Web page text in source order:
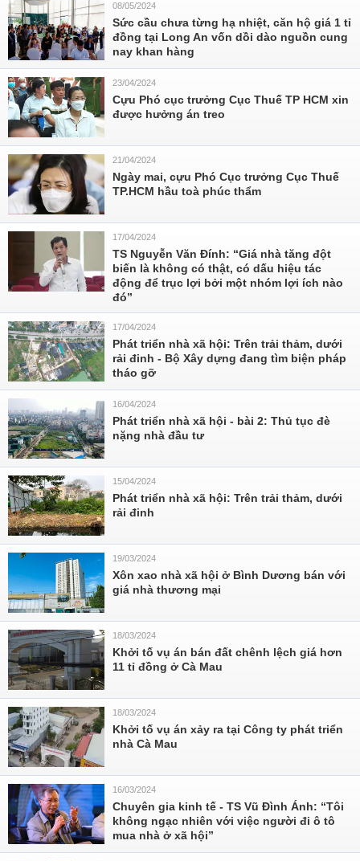
08/05/2024
Sức cầu chưa từng hạ nhiệt, căn hộ giá 1 tỉ
đồng tại Long An vốn dồi dào nguồn cung
nay khan hàng
23/04/2024
Cựu Phó cục trưởng Cục Thuế TP HCM xin
được hưởng án treo
21/04/2024
Ngày mai, cựu Phó Cục trưởng Cục Thuế
TP.HCM hầu toà phúc thẩm
17/04/2024
TS Nguyễn Văn Đính: “Giá nhà tăng đột
biến là không có thật, có dấu hiệu tác
động để trục lợi bởi một nhóm lợi ích nào
đó”
17/04/2024
Phát triển nhà xã hội: Trên trải thảm, dưới
rải đinh - Bộ Xây dựng đang tìm biện pháp
tháo gỡ
16/04/2024
Phát triển nhà xã hội - bài 2: Thủ tục đè
nặng nhà đầu tư
15/04/2024
Phát triển nhà xã hội: Trên trải thảm, dưới
rải đinh
19/03/2024
Xôn xao nhà xã hội ở Bình Dương bán với
giá nhà thương mại
18/03/2024
Khởi tố vụ án bán đất chênh lệch giá hơn
11 tỉ đồng ở Cà Mau
18/03/2024
Khởi tố vụ án xảy ra tại Công ty phát triển
nhà Cà Mau
16/03/2024
Chuyên gia kinh tế - TS Vũ Đình Ánh: “Tôi
không ngạc nhiên với việc người đi ô tô
mua nhà ở xã hội”